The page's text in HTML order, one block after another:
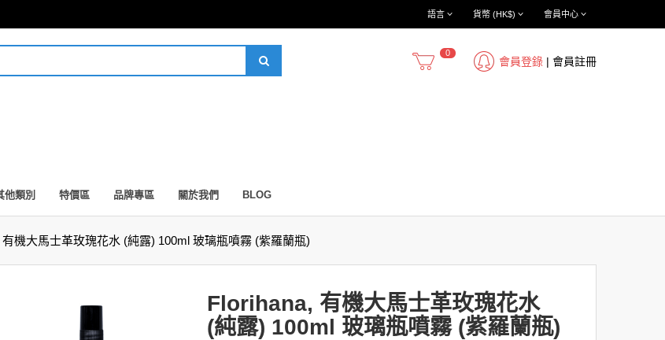
會員中心
貨幣 (HK$)
語言
會員登錄 | 會員註冊
0
他類別 特價區 品牌專區 關於我們 BLOG
有機大馬士革玫瑰花水 (純露) 100ml 玻璃瓶噴霧 (紫羅蘭瓶)
Florihana, 有機大馬士革玫瑰花水
(純露) 100ml 玻璃瓶噴霧 (紫羅蘭瓶)